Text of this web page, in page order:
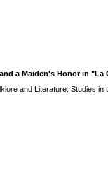
a Maiden's Honor in "La
and Literature: Studies in